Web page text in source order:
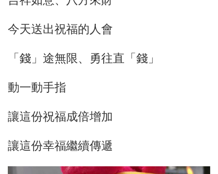
今天送出祝福的人會
「錢」途無限、勇往直「錢」
動一動手指
讓這份祝福成倍增加
讓這份幸福繼續傳遞